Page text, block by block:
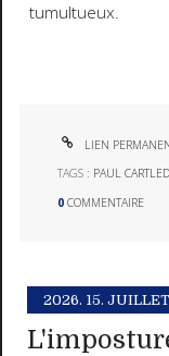
tumultueux.
LIEN
TAGS : PAUL
0 COMMENTAIRE
2026. 15. JUILLET